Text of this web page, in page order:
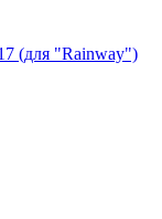
(для "Rainway")